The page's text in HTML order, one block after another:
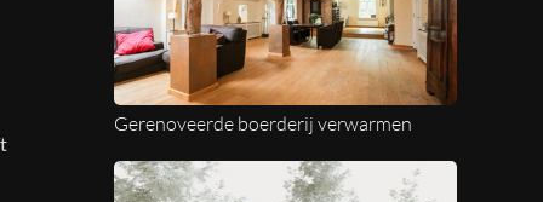
Gerenoveerde boerderij verwarmen